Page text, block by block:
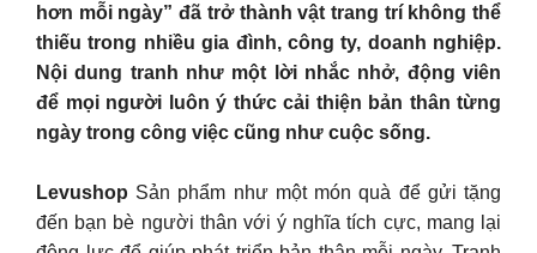
hơn mỗi ngày” đã trở thành vật trang trí không thể
thiếu trong nhiều gia đình, công ty, doanh nghiệp.
Nội dung tranh như một lời nhắc nhở, động viên
để mọi người luôn ý thức cải thiện bản thân từng
ngày trong công việc cũng như cuộc sống.
Levushop Sản phẩm như một món quà để gửi tặng
đến bạn bè người thân với ý nghĩa tích cực, mang lại